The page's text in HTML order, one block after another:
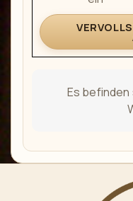
werden
Es befinden